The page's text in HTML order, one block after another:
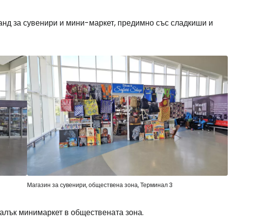
за сувенири и мини-маркет, предимно със сладкиши и
Магазин за сувенири, обществена зона, Терминал 3
минимаркет в обществената зона.